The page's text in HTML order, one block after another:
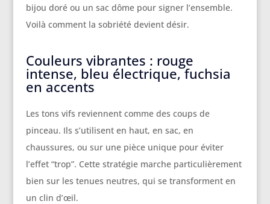
bijou doré ou un sac dôme pour signer l’ensemble.
Voilà comment la sobriété devient désir.
Couleurs vibrantes : rouge
intense, bleu électrique, fuchsia
en accents
Les tons vifs reviennent comme des coups de
pinceau. Ils s’utilisent en haut, en sac, en
chaussures, ou sur une pièce unique pour éviter
l’effet “trop”. Cette stratégie marche particulièrement
bien sur les tenues neutres, qui se transforment en
un clin d’œil.